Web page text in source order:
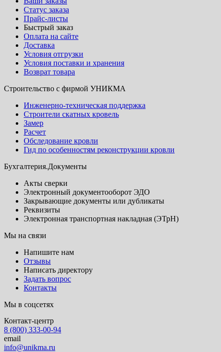
Статус заказа
Прайс-листы
Быстрый заказ
Оплата на сайте
Доставка
Условия отгрузки
Условия поставки и хранения
Возврат товара
Строительство с фирмой УНИКМА
Инженерно-техническая поддержка
Строители скатных кровель
Замер
Расчет
Обследование кровли
Гид по особенностям реконструкции кровли
Бухгалтерия.Документы
Акты сверки
Электронный документооборот ЭДО
Закрывающие документы или дубликаты
Реквизиты
Электронная транспортная накладная (ЭТрН)
Мы на связи
Напишите нам
Отзывы
Написать директору
Задать вопрос
Контакты
Мы в соцсетях
Контакт-центр
8 (800) 333-00-94
email
info@unikma.ru